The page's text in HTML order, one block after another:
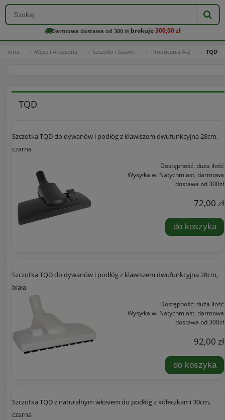
Darmowa dostawa od 300 zł, brakuje300,00 zł
Węże i Akcesoria Szczotki i Ssawki Producenci A-Z TQD
TQD
Szczotka TQD do dywanów i podłóg z klawiszem dwufunkcyjna 28cm,
czarna
Dostępność: duża ilość
Wysyłka w: Natychmiast, darmowa
dostawa od 300zł
72,00 zł
do koszyka
Szczotka TQD do dywanów i podłóg z klawiszem dwufunkcyjna 28cm,
biała
Dostępność: duża ilość
Wysyłka w: Natychmiast, darmowa
dostawa od 300zł
92,00 zł
do koszyka
Szczotka TQD z naturalnym włosiem do podłóg z kółeczkami 30cm,
czarna